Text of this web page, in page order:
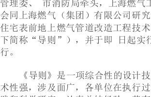
管理委、 市消防局牵头，上海燃气
会同上海燃气（集团）有限公司 研
住宅表前地
上燃气管道改造工程技
下简称“导则 ”），并于即 日起实
行。
《导则》是一项综合性的设计技
术性强，涉 及面广，各单位在执行